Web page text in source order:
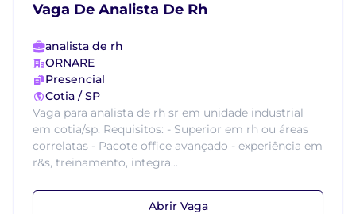
Vaga De Analista De Rh
analista de rh
ORNARE
Presencial
Cotia / SP
Vaga para analista de rh sr em unidade industrial
em cotia/sp. Requisitos: - Superior em rh ou áreas
correlatas - Pacote office avançado - experiência em
r&s, treinamento, integra...
Abrir Vaga